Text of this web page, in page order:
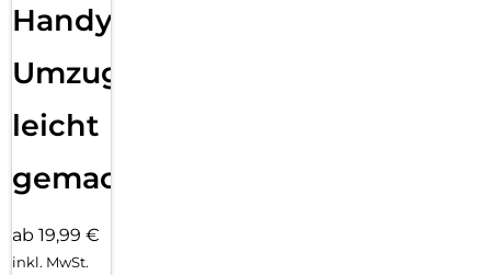
Handy
Umzug
leicht
gemacht!
ab 19,99 €
inkl. MwSt.